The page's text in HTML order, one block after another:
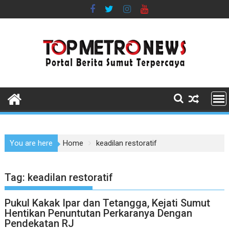
to
You are here Home keadilan restoratif
Tag: keadilan restoratif
Pukul Kakak Ipar dan Tetangga, Kejati Sumut
Hentikan Penuntutan Perkaranya Dengan
Pendekatan RJ